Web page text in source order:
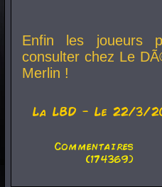
Enfin les joueurs
consulter chez Le
Merlin !
La LBD - Le 22/3/
Commentaires
(174369)